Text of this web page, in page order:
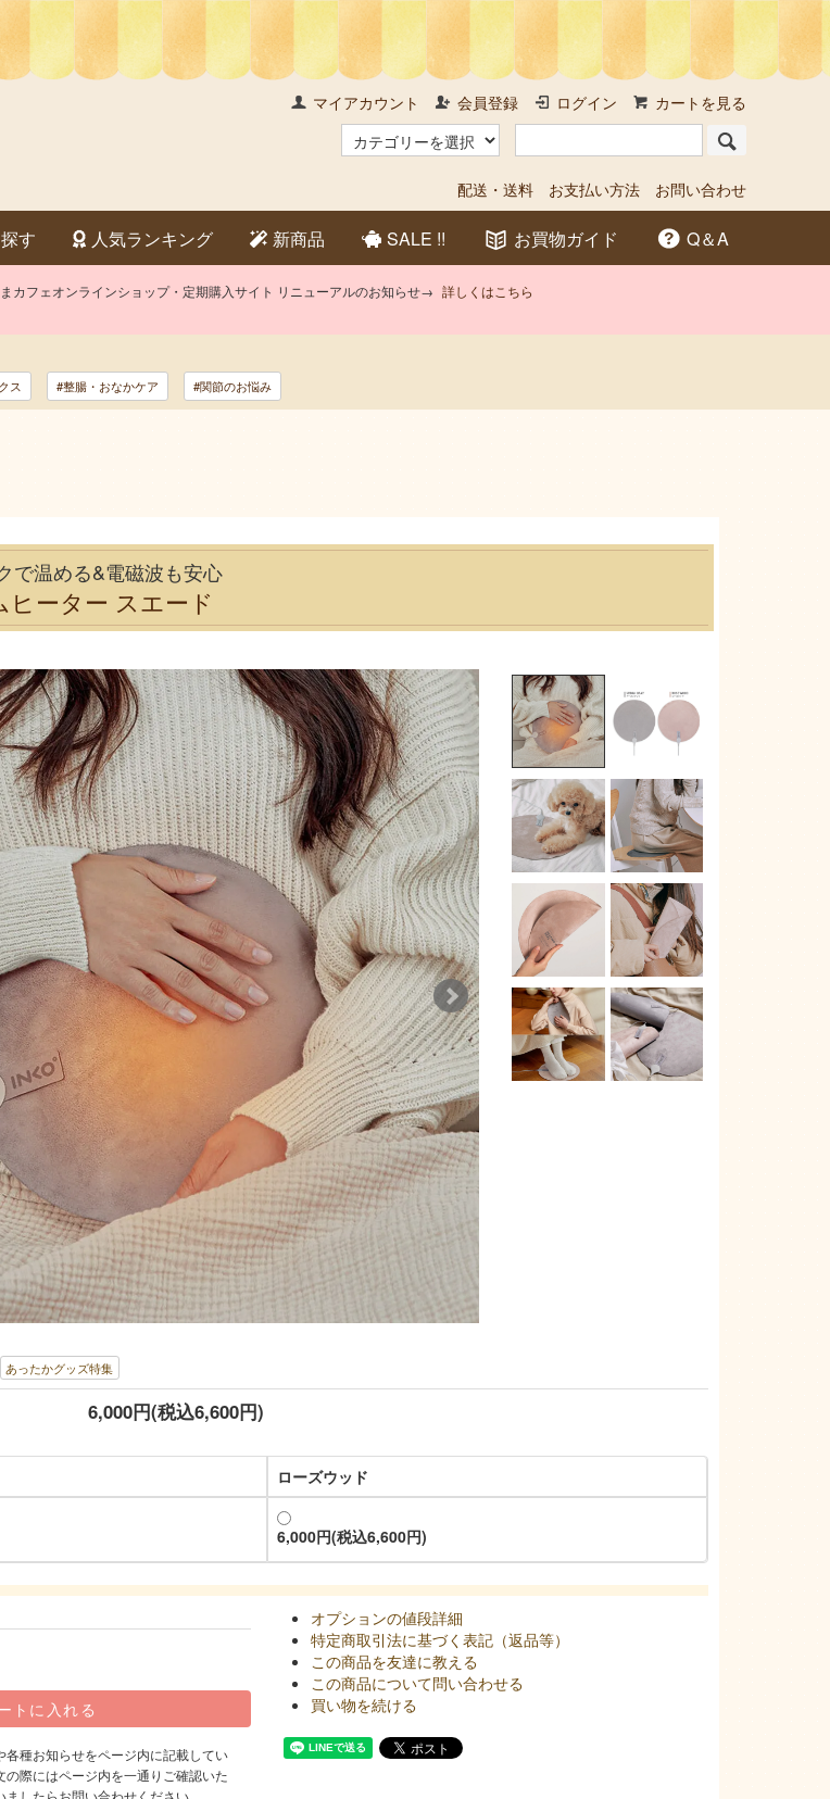
マイアカウント 会員登録 ログイン カートを見る
配送・送料 お支払い方法 お問い合わせ
す 人気ランキング 新商品 SALE !! お買物ガイド Q＆A
カフェオンラインショップ・定期購入サイト リニューアルのお知らせ→ 詳しくはこちら
ス #整腸・おなかケア #関節のお悩み
で温める&電磁波も安心
ヒーター スエード
あったかグッズ特集
6,000円(税込6,600円)
ローズウッド
6,000円(税込6,600円)
種お知らせをページ内に記載してい
際にはページ内を一通りご確認いた
したらお問い合わせください。
オプションの値段詳細
特定商取引法に基づく表記（返品等）
この商品を友達に教える
この商品について問い合わせる
買い物を続ける